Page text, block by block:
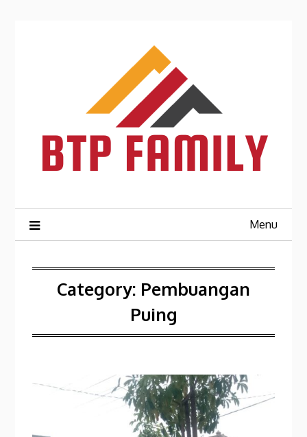
Menu
Category: Pembuangan
Puing